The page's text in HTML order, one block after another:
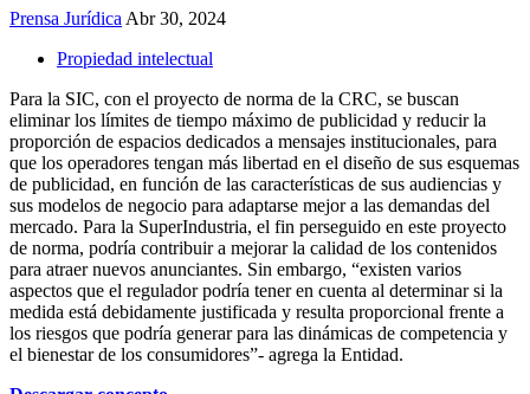
Prensa Jurídica Abr 30, 2024
Propiedad intelectual
Para la SIC, con el proyecto de norma de la CRC, se buscan
eliminar los límites de tiempo máximo de publicidad y reducir la
proporción de espacios dedicados a mensajes institucionales, para
que los operadores tengan más libertad en el diseño de sus esquemas
de publicidad, en función de las características de sus audiencias y
sus modelos de negocio para adaptarse mejor a las demandas del
mercado. Para la SuperIndustria, el fin perseguido en este proyecto
de norma, podría contribuir a mejorar la calidad de los contenidos
para atraer nuevos anunciantes. Sin embargo, “existen varios
aspectos que el regulador podría tener en cuenta al determinar si la
medida está debidamente justificada y resulta proporcional frente a
los riesgos que podría generar para las dinámicas de competencia y
el bienestar de los consumidores”- agrega la Entidad.